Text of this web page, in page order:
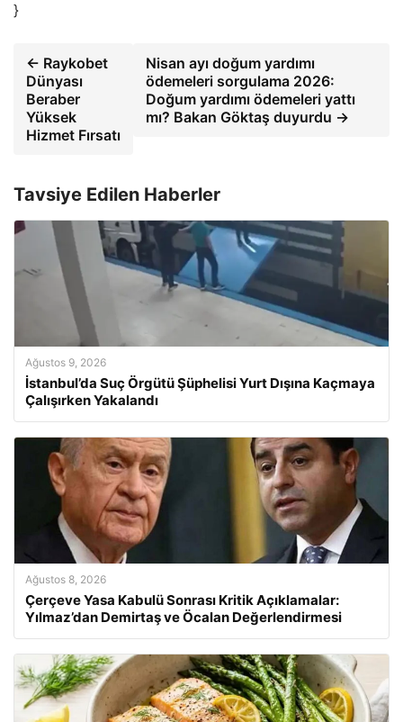
}
← Raykobet
Dünyası
Beraber
Yüksek
Hizmet Fırsatı
Nisan ayı doğum yardımı
ödemeleri sorgulama 2026:
Doğum yardımı ödemeleri yattı
mı? Bakan Göktaş duyurdu →
Tavsiye Edilen Haberler
Ağustos 9, 2026
İstanbul’da Suç Örgütü Şüphelisi Yurt Dışına Kaçmaya
Çalışırken Yakalandı
Ağustos 8, 2026
Çerçeve Yasa Kabulü Sonrası Kritik Açıklamalar:
Yılmaz’dan Demirtaş ve Öcalan Değerlendirmesi